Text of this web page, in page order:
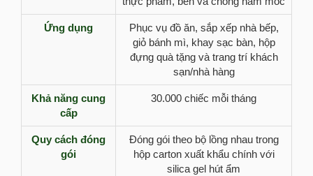
Ứng dụng
Phục vụ đồ ăn, sắp xếp nhà bếp,
giỏ bánh mì, khay sạc bàn, hộp
đựng quà tặng và trang trí khách
sạn/nhà hàng
Khả năng cung
cấp
30.000 chiếc mỗi tháng
Quy cách đóng
gói
Đóng gói theo bộ lồng nhau trong
hộp carton xuất khẩu chính với
silica gel hút ẩm